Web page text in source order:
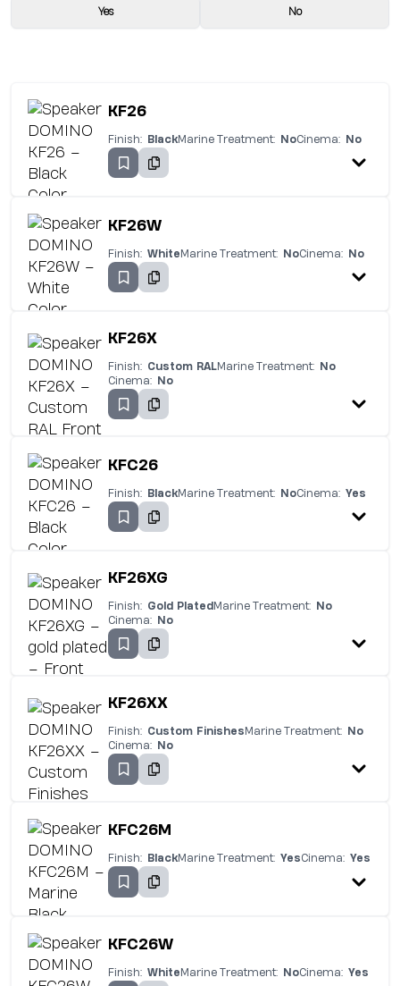
Yes No
KF26
Finish: BlackMarine Treatment: NoCinema: No
KF26W
Finish: White Marine Treatment: NoCinema: No
KF26X
Finish: Custom RALMarine Treatment:
No
Cinema:
No
KFC26
Finish: BlackMarine Treatment: NoCinema: Yes
KF26XG
Finish: Gold Plated Marine Treatment:
No
Cinema:
No
KF26XX
Finish: Custom Finishes Marine Treatment:
No
Cinema:
No
KFC26M
Finish: BlackMarine Treatment: YesCinema: Yes
KFC26W
Finish: White Marine Treatment: NoCinema: Yes